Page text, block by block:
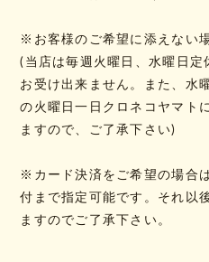
※お客様のご希望に添えない
(当店は毎週火曜日、水曜日定
お受け出来ません。また、水
の火曜日一日クロネコヤマト
ますので、ご了承下さい)
※カード決済をご希望の場合
付まで指定可能です。それ以
ますのでご了承下さい。